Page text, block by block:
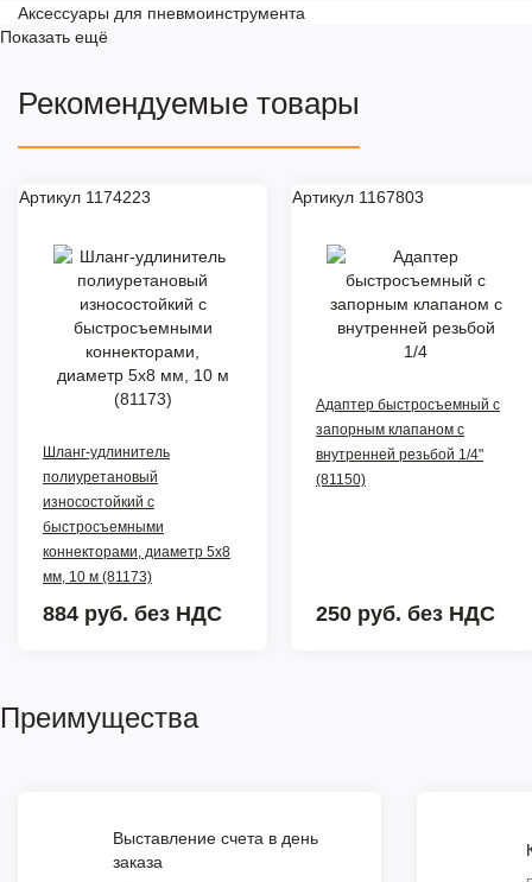
Аксессуары для пневмоинструмента
Показать ещё
Рекомендуемые товары
Артикул 1174223
Шланг-удлинитель
полиуретановый
износостойкий с
быстросъемными
коннекторами, диаметр 5х8
мм, 10 м (81173)
884 руб. без НДС
Артикул 1167803
Адаптер быстросъемный с
запорным клапаном с
внутренней резьбой 1/4"
(81150)
250 руб. без НДС
Преимущества
Выставление счета в день
заказа